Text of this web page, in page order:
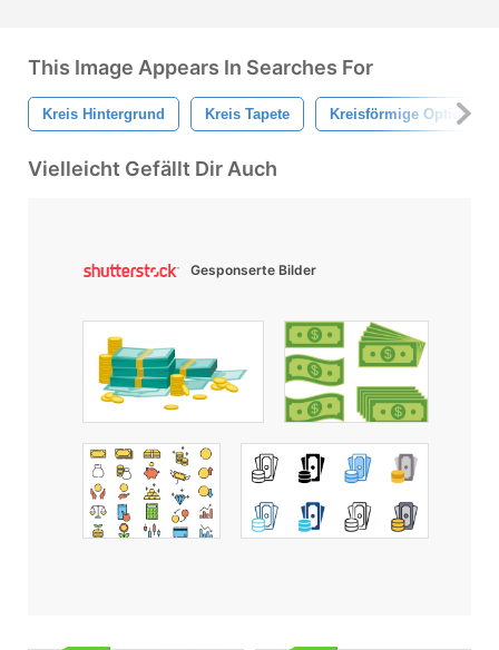
This Image Appears In Searches For
Kreis Hintergrund Kreis Tapete Kreisförmige Optionen
Vielleicht Gefällt Dir Auch
Gesponserte Bilder